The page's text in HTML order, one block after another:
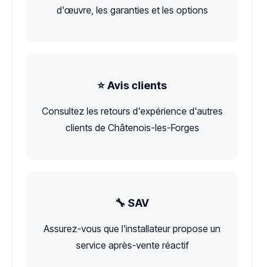
d'œuvre, les garanties et les options
⭐ Avis clients
Consultez les retours d'expérience d'autres
clients de Châtenois-les-Forges
🔧 SAV
Assurez-vous que l'installateur propose un
service après-vente réactif